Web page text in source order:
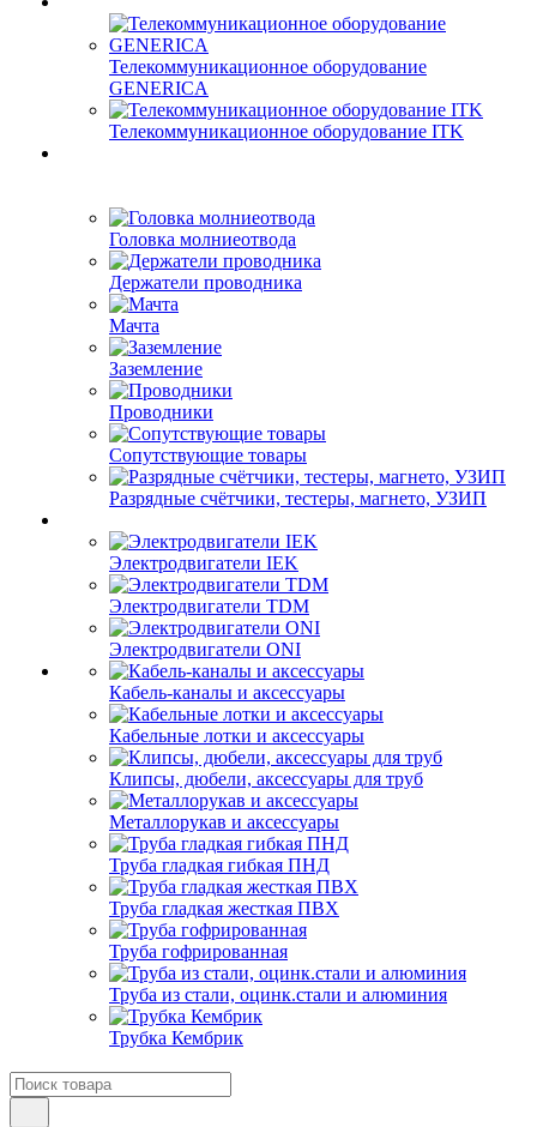
Телекоммуникационное оборудование
GENERICA
Телекоммуникационное оборудование ITK
Головка молниеотвода
Держатели проводника
Мачта
Заземление
Проводники
Сопутствующие товары
Разрядные счётчики, тестеры, магнето, УЗИП
Электродвигатели IEK
Электродвигатели TDM
Электродвигатели ONI
Кабель-каналы и аксессуары
Кабельные лотки и аксессуары
Клипсы, дюбели, аксессуары для труб
Металлорукав и аксессуары
Труба гладкая гибкая ПНД
Труба гладкая жесткая ПВХ
Труба гофрированная
Труба из стали, оцинк.стали и алюминия
Трубка Кембрик